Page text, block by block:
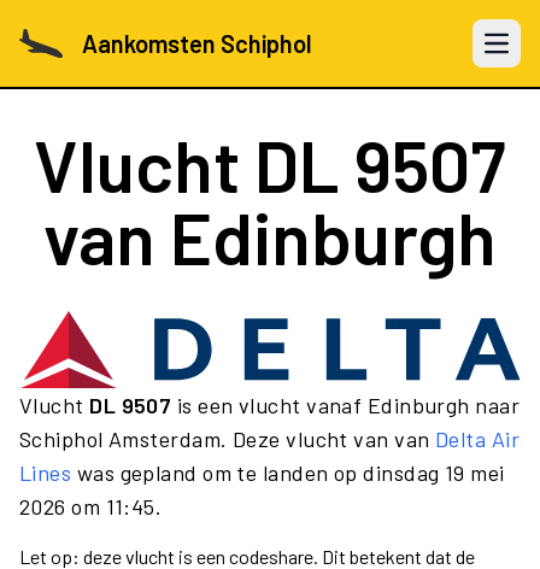
Aankomsten Schiphol Open
Vlucht DL 9507
van Edinburgh
Vlucht DL 9507 is een vlucht vanaf Edinburgh naar
Schiphol Amsterdam. Deze vlucht van van Delta Air
Lines was gepland om te landen op dinsdag 19 mei
2026 om 11:45.
Let op: deze vlucht is een codeshare. Dit betekent dat de